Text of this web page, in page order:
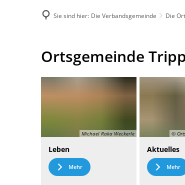
Sie sind hier: Die Verbandsgemeinde Die
Ortsgemeinde
Trippstadt
Ortsgemeinde
Michael Raka Weckerle
Leben
Mehr
©
Aktuelles
Mehr